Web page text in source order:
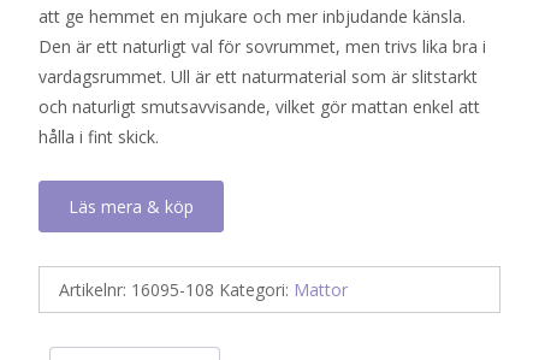
att ge hemmet en mjukare och mer inbjudande känsla.
Den är ett naturligt val för sovrummet, men trivs lika bra i
vardagsrummet. Ull är ett naturmaterial som är slitstarkt
och naturligt smutsavvisande, vilket gör mattan enkel att
hålla i fint skick.
Läs mera & köp
Artikelnr: 16095-108 Kategori: Mattor